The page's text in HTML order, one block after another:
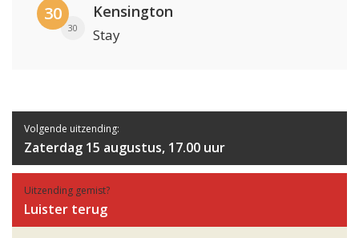
30
30
Kensington
Stay
Volgende uitzending:
Zaterdag 15 augustus, 17.00 uur
Uitzending gemist?
Luister terug